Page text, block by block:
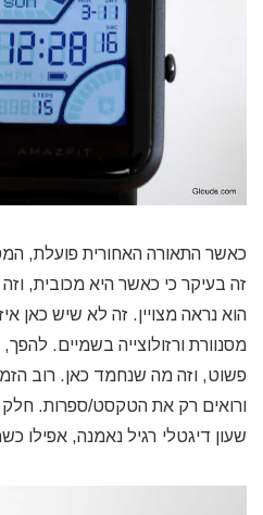
כאשר התאורה האחורית פועלת,
זה בעיקר כי כאשר היא מכובית,
הוא נראה מצויין. זה לא שיש כאן
מסנוורת ורזולוצייה בשמיים.
פשוט, וזה מה שנחמד כאן. רוב
ורואים רק את הטקסט/ספרות.
שעון דיגטלי רגיל נאמנה, אפילו